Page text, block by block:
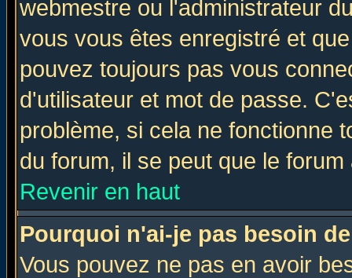
webmestre ou l'administrateur
vous vous êtes enregistré et
pouvez toujours pas vous
d'utilisateur et mot de passe.
problème, si cela ne fonctionne
du forum, il se peut que le
Revenir en haut
Pourquoi n'ai-je pas besoin
Vous pouvez ne pas en avoir